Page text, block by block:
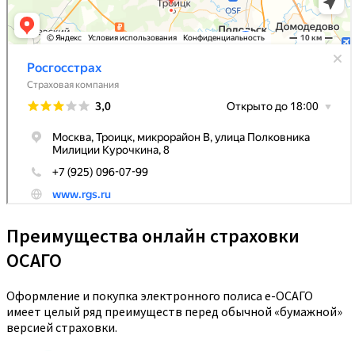
Преимущества онлайн страховки
ОСАГО
Оформление и покупка электронного полиса е-ОСАГО
имеет целый ряд преимуществ перед обычной «бумажной»
версией страховки.